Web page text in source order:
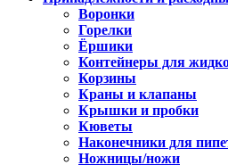
Воронки
Горелки
Ёршики
Контейнеры для
Корзины
Краны и клапаны
Крышки и пробки
Кюветы
Наконечники для
Ножницы/ножи